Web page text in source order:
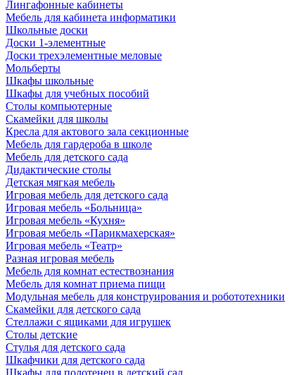
Лингафонные кабинеты
Мебель для кабинета информатики
Школьные доски
Доски 1-элементные
Доски трехэлементные меловые
Мольберты
Шкафы школьные
Шкафы для учебных пособий
Столы компьютерные
Скамейки для школы
Кресла для актового зала секционные
Мебель для гардероба в школе
Мебель для детского сада
Дидактические столы
Детская мягкая мебель
Игровая мебель для детского сада
Игровая мебель «Больница»
Игровая мебель «Кухня»
Игровая мебель «Парикмахерская»
Игровая мебель «Театр»
Разная игровая мебель
Мебель для комнат естествознания
Мебель для комнат приема пищи
Модульная мебель для конструирования и робототехники
Скамейки для детского сада
Стеллажи с ящиками для игрушек
Столы детские
Стулья для детского сада
Шкафчики для детского сада
Шкафы для полотенец в детский сад